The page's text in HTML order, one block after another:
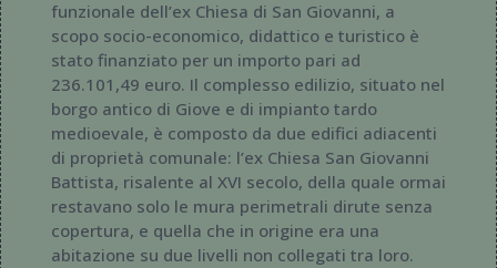
funzionale dell’ex Chiesa di San Giovanni, a
scopo socio-economico, didattico e turistico è
stato finanziato per un importo pari ad
236.101,49 euro. Il complesso edilizio, situato nel
borgo antico di Giove e di impianto tardo
medioevale, è composto da due edifici adiacenti
di proprietà comunale: l’ex Chiesa San Giovanni
Battista, risalente al XVI secolo, della quale ormai
restavano solo le mura perimetrali dirute senza
copertura, e quella che in origine era una
abitazione su due livelli non collegati tra loro.